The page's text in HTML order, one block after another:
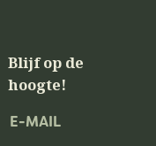
Blijf op de
hoogte!
Email